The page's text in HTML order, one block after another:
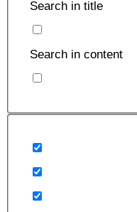
Search in title
Search in content